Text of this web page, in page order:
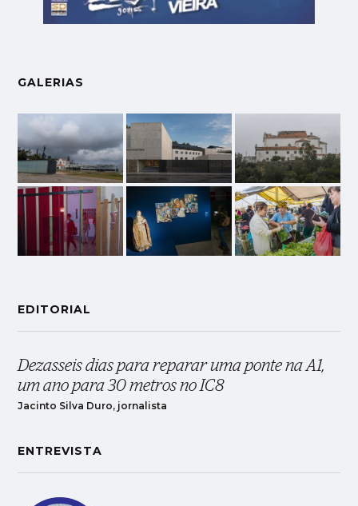
GALERIAS
EDITORIAL
Dezasseis dias para reparar uma ponte na A1,
um ano para 30 metros no IC8
Jacinto Silva Duro, jornalista
ENTREVISTA